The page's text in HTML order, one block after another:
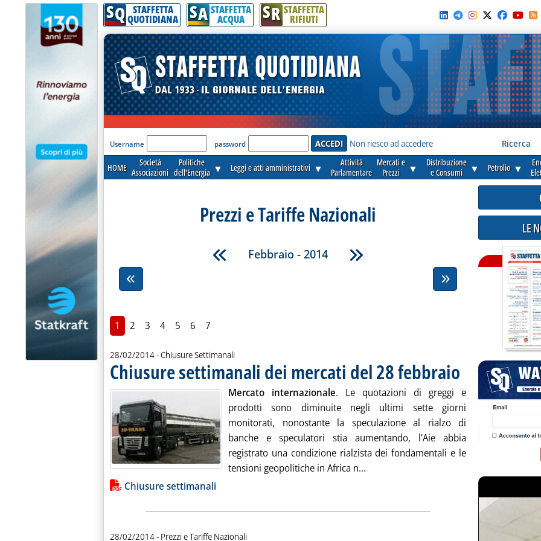
SQ STAFFETTA
QUOTIDIANA SA STAFFETTA
ACQUA SR STAFFETTA
RIFIUTI
'Modulo Login per accedere'
Username password Non riesco ad accedere Ricerca
HOME
Società
Associazioni
Politiche
dell'Energia ▼ Leggi e atti amministrativi ▼
Attività
Parlamentare
Mercati e
Prezzi
▼
Distribuzione
e Consumi
▼ Petrolio ▼
Prezzi e Tariffe Nazionali
Febbraio - 2014
1 2 3 4 5 6 7
28/02/2014- Chiusure Settimanali
Chiusure settimanali dei mercati del 28 febbraio . Pubblicata venerdì 28
Mercato internazionale. Le quotazioni di greggi e
prodotti sono diminuite negli ultimi sette giorni
monitorati, nonostante la speculazione al rialzo di
banche e speculatori stia aumentando, l'Aie abbia
registrato una condizione rialzista dei fondamentali e le
tensioni geopolitiche in Africa n...
Lista allegati PDF alla notizia
Chiusure settimanali
28/02/2014- Prezzi e Tariffe Nazionali
LE